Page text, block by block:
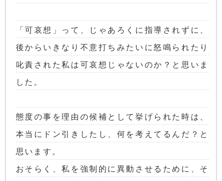
「可哀想」って、じゃあろくに指導されずに、
後からいきなり不意打ちみたいに怒鳴られたり
叱責された私は可哀想じゃないのか？と思いま
した。
態度の事を理由の候補として挙げられた時は、
本当にドン引きしたし、何を考えてるんだ？と
思います。
おそらく、私を強制的に異動させるために、そ